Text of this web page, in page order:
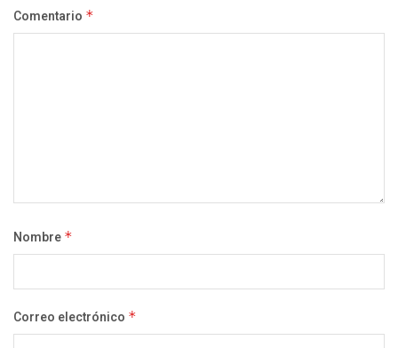
Comentario *
Nombre *
Correo electrónico *